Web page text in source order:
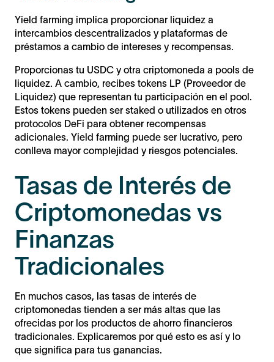
Yield farming implica proporcionar liquidez a
intercambios descentralizados y plataformas de
préstamos a cambio de intereses y recompensas.
Proporcionas tu USDC y otra criptomoneda a pools de
liquidez. A cambio, recibes tokens LP (Proveedor de
Liquidez) que representan tu participación en el pool.
Estos tokens pueden ser staked o utilizados en otros
protocolos DeFi para obtener recompensas
adicionales. Yield farming puede ser lucrativo, pero
conlleva mayor complejidad y riesgos potenciales.
Tasas de Interés de
Criptomonedas vs
Finanzas
Tradicionales
En muchos casos, las tasas de interés de
criptomonedas tienden a ser más altas que las
ofrecidas por los productos de ahorro financieros
tradicionales. Explicaremos por qué esto es así y lo
que significa para tus ganancias.